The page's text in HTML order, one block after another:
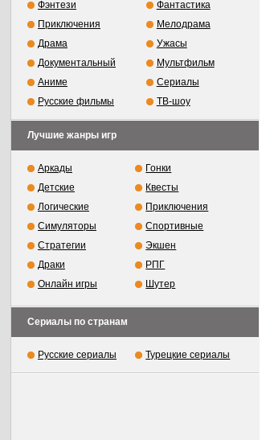
Фэнтези
Фантастика
Приключения
Мелодрама
Драма
Ужасы
Документальный
Мультфильм
Аниме
Сериалы
Русские фильмы
ТВ-шоу
Лучшие жанры игр
Аркады
Гонки
Детские
Квесты
Логические
Приключения
Симуляторы
Спортивные
Стратегии
Экшен
Драки
РПГ
Онлайн игры
Шутер
Сериалы по странам
Русские сериалы Турецкие сериалы